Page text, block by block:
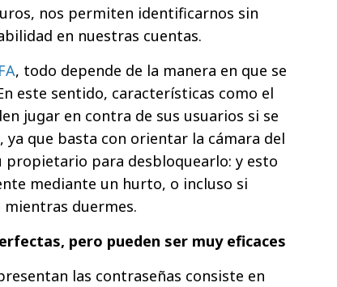
nos permiten identificarnos sin
en nuestras cuentas.
, todo depende de la manera en que se
este sentido, características como el
jugar en contra de sus usuarios si se
que basta con orientar la cámara del
propietario para desbloquearlo: y esto
mediante un hurto, o incluso si
duermes.
pero pueden ser muy eficaces
las contraseñas consiste en